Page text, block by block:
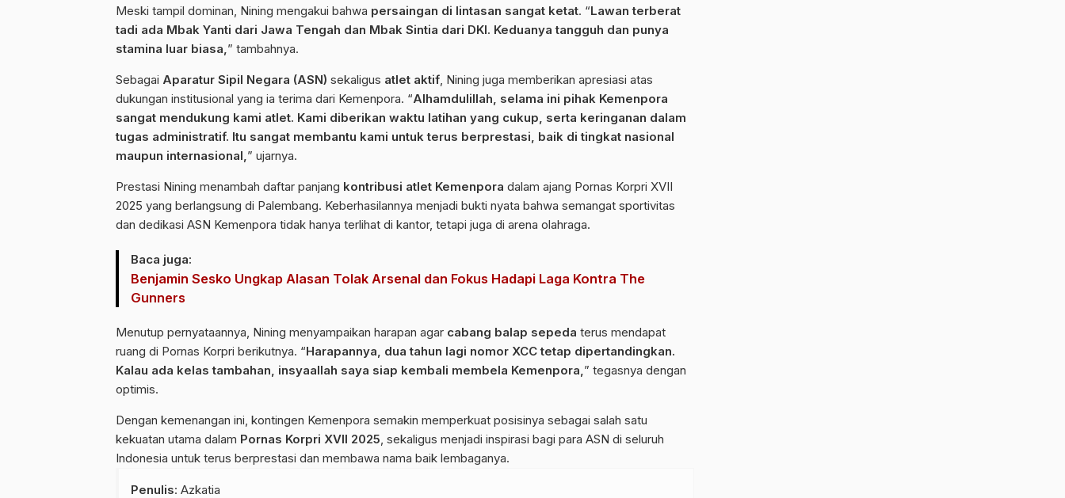
Meski tampil dominan, Nining mengakui bahwa persaingan di lintasan sangat ketat. “Lawan terberat
tadi ada Mbak Yanti dari Jawa Tengah dan Mbak Sintia dari DKI. Keduanya tangguh dan punya
stamina luar biasa,” tambahnya.
Sebagai Aparatur Sipil Negara (ASN) sekaligus atlet aktif, Nining juga memberikan apresiasi atas
dukungan institusional yang ia terima dari Kemenpora. “Alhamdulillah, selama ini pihak Kemenpora
sangat mendukung kami atlet. Kami diberikan waktu latihan yang cukup, serta keringanan dalam
tugas administratif. Itu sangat membantu kami untuk terus berprestasi, baik di tingkat nasional
maupun internasional,” ujarnya.
Prestasi Nining menambah daftar panjang kontribusi atlet Kemenpora dalam ajang Pornas Korpri XVII
2025 yang berlangsung di Palembang. Keberhasilannya menjadi bukti nyata bahwa semangat sportivitas
dan dedikasi ASN Kemenpora tidak hanya terlihat di kantor, tetapi juga di arena olahraga.
Baca juga:
Benjamin Sesko Ungkap Alasan Tolak Arsenal dan Fokus Hadapi Laga Kontra The
Gunners
Menutup pernyataannya, Nining menyampaikan harapan agar cabang balap sepeda terus mendapat
ruang di Pornas Korpri berikutnya. “Harapannya, dua tahun lagi nomor XCC tetap dipertandingkan.
Kalau ada kelas tambahan, insyaallah saya siap kembali membela Kemenpora,” tegasnya dengan
optimis.
Dengan kemenangan ini, kontingen Kemenpora semakin memperkuat posisinya sebagai salah satu
kekuatan utama dalam Pornas Korpri XVII 2025, sekaligus menjadi inspirasi bagi para ASN di seluruh
Indonesia untuk terus berprestasi dan membawa nama baik lembaganya.
Penulis: Azkatia